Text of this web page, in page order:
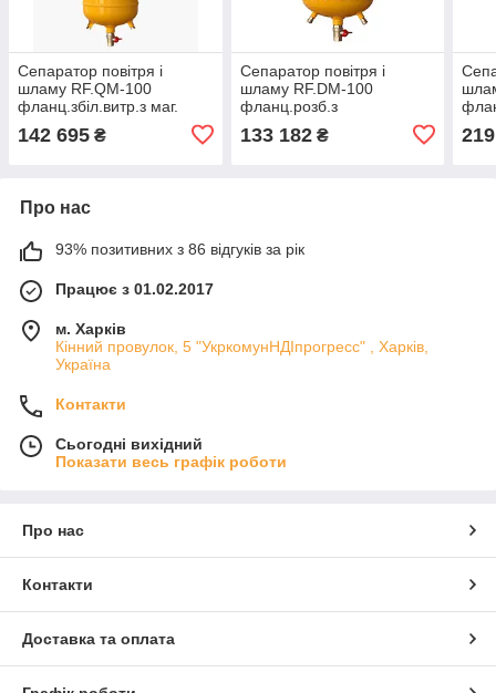
Сепаратор повітря і
шламу RF.QМ-100
фланц.збіл.витр.з маг.
улов.Ду100 16bar KVANT
DisAir DiRT
142 695 ₴
Сепаратор повітря і
шламу RF.DМ-100
фланц.розб.з
KVANT DisAir DiRT
133 182₴
Про нас
93% позитивних з 86 відгуків за рік
Працює з 01.02.2017
м. Харків
Кінний провулок, 5 "УкркомунНДІпрогресс" , Харків,
Україна
Контакти
Сьогодні вихідний
Показати весь графік роботи
Про нас
Контакти
Доставка та оплата